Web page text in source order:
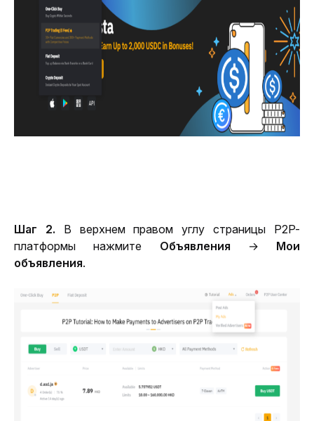
Шаг 2. В верхнем правом углу страницы P2P-
платформы нажмите Объявления → Мои
объявления.